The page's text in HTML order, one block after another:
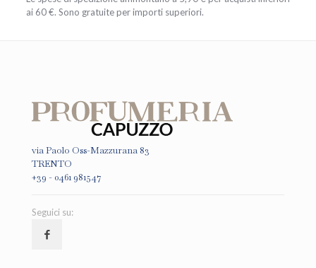
ai 60 €. Sono gratuite per importi superiori.
via Paolo Oss-Mazzurana 83
TRENTO
+39 - 0461 981547
Seguici su: